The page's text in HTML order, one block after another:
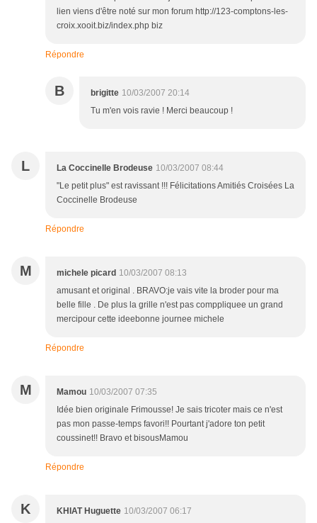
lien viens d'être noté sur mon forum http://123-comptons-les-
croix.xooit.biz/index.php biz
Répondre
B brigitte 10/03/2007 20:14
Tu m'en vois ravie ! Merci beaucoup !
L La Coccinelle Brodeuse 10/03/2007 08:44
"Le petit plus" est ravissant !!! Félicitations Amitiés Croisées La
Coccinelle Brodeuse
Répondre
M michele picard 10/03/2007 08:13
amusant et original . BRAVO:je vais vite la broder pour ma
belle fille . De plus la grille n'est pas comppliquee un grand
mercipour cette ideebonne journee michele
Répondre
M Mamou 10/03/2007 07:35
Idée bien originale Frimousse! Je sais tricoter mais ce n'est
pas mon passe-temps favori!! Pourtant j'adore ton petit
coussinet!! Bravo et bisousMamou
Répondre
K KHIAT Huguette 10/03/2007 06:17